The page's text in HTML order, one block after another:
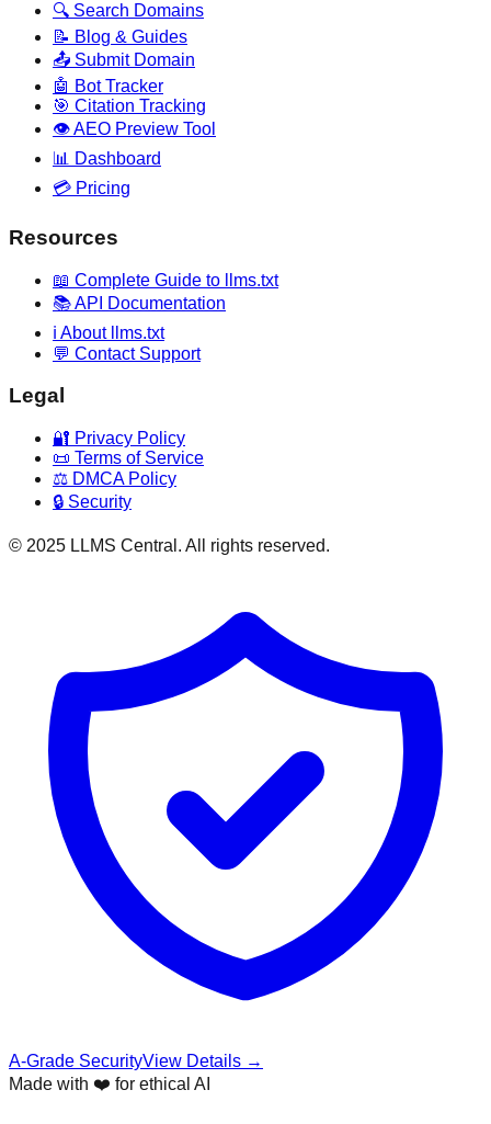
🔍 Search Domains
📝 Blog & Guides
📤 Submit Domain
🤖 Bot Tracker
🎯 Citation Tracking
👁️ AEO Preview Tool
📊 Dashboard
💳 Pricing
Resources
📖 Complete Guide to llms.txt
📚 API Documentation
ℹ️ About llms.txt
💬 Contact Support
Legal
🔐 Privacy Policy
📜 Terms of Service
⚖️ DMCA Policy
🔒 Security
© 2025 LLMS Central. All rights reserved.
A-Grade SecurityView Details →
Made with ❤️ for ethical AI